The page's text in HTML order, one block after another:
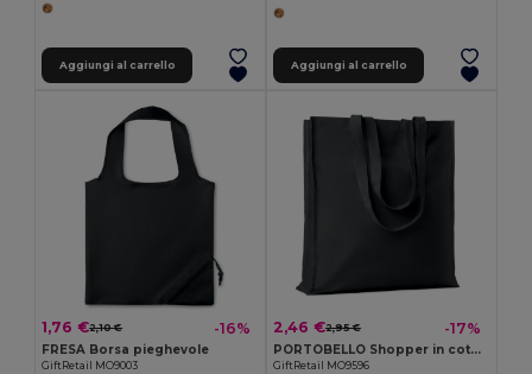
Aggiungi al carrello Aggiungi al carrello
1,76 €2,10 € -16%
FRESA Borsa pieghevole
GiftRetail MO9003
2,46 €2,95 € -17%
PORTOBELLO Shopper in cotone c/soffietto
GiftRetail MO9596